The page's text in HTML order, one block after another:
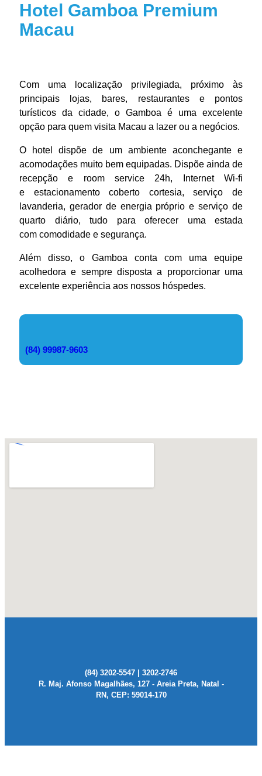
Hotel Gamboa Premium
Macau
Com uma localização privilegiada, próximo às
principais lojas, bares, restaurantes e pontos
turísticos da cidade, o Gamboa é uma excelente
opção para quem visita Macau a lazer ou a negócios.
O hotel dispõe de um ambiente aconchegante e
acomodações muito bem equipadas. Dispõe ainda de
recepção e room service 24h, Internet Wi-fi
e estacionamento coberto cortesia, serviço de
lavanderia, gerador de energia próprio e serviço de
quarto diário, tudo para oferecer uma estada
com comodidade e segurança.
Além disso, o Gamboa conta com uma equipe
acolhedora e sempre disposta a proporcionar uma
excelente experiência aos nossos hóspedes.
(84) 99987-9603
(84) 3202-5547 | 3202-2746
R. Maj. Afonso Magalhães, 127 - Areia Preta, Natal -
RN, CEP: 59014-170